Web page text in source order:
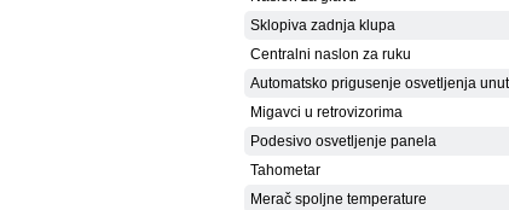
Sklopiva zadnja klupa
Centralni naslon za ruku
Automatsko prigusenje osvetljenja
Migavci u retrovizorima
Podesivo osvetljenje panela
Tahometar
Merač spoljne temperature